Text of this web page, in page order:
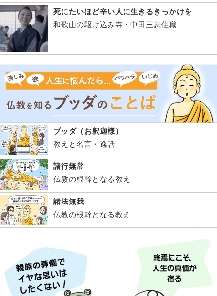
死にたいほど辛い人に生きるきっかけを
和歌山の駆け込み寺・中田三恵住職
ブッダ（お釈迦様）
教えと名言・逸話
諸行無常
仏教の根幹となる教え
諸法無我
仏教の根幹となる教え